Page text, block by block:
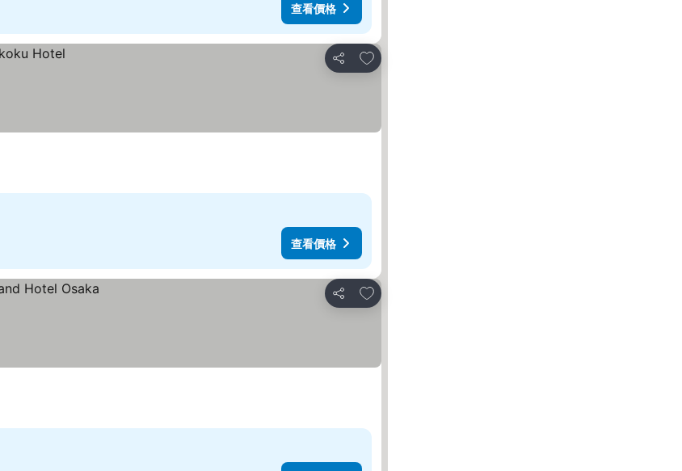
查看價格
分享
加入我的最愛
查看價格
分享
加入我的最愛